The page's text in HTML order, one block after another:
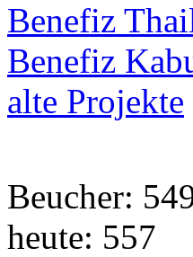
Benefiz
Benefiz
alte Projekte
Beucher:
heute: 557